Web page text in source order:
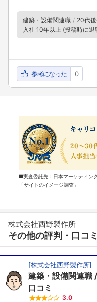
建築・設備関連職 20代
入社 10年以上 (投稿時に退
参考になった 0
■実査委託先：日本マーケティ
「サイトのイメージ調査」
株式会社西野製作所
その他の評判・口コ
[株式会社西野製作所]
建築・設備関連職
口コミ
3.0